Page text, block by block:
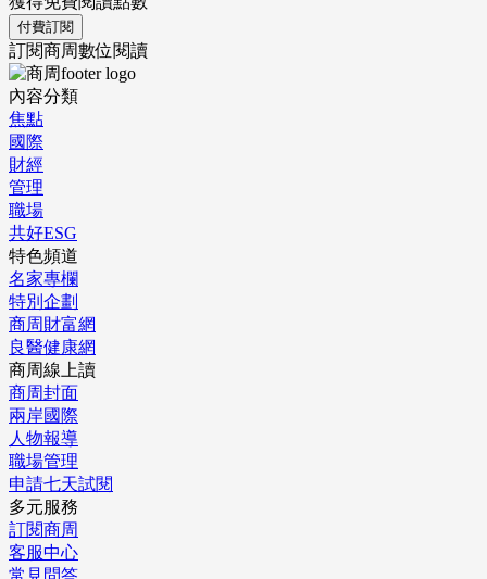
付費訂閱
訂閱商周數位閱讀
內容分類
焦點
國際
財經
管理
職場
共好ESG
特色頻道
名家專欄
特別企劃
商周財富網
良醫健康網
商周線上讀
商周封面
兩岸國際
人物報導
職場管理
申請七天試閱
多元服務
訂閱商周
客服中心
常見問答